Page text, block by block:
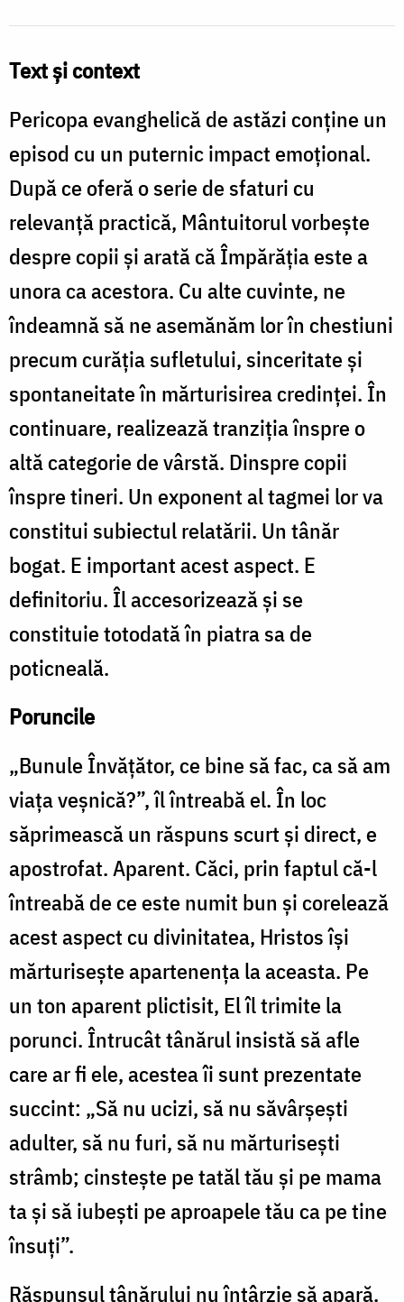
Text și context
Pericopa evanghelică de astăzi conține un
episod cu un puternic impact emoțional.
După ce oferă o serie de sfaturi cu
relevanță practică, Mântuitorul vorbește
despre copii și arată că Împărăția este a
unora ca acestora. Cu alte cuvinte, ne
îndeamnă să ne asemănăm lor în chestiuni
precum curăția sufletului, sinceritate și
spontaneitate în mărturisirea credinței. În
continuare, realizează tranziția înspre o
altă categorie de vârstă. Dinspre copii
înspre tineri. Un exponent al tagmei lor va
constitui subiectul relatării. Un tânăr
bogat. E important acest aspect. E
definitoriu. Îl accesorizează și se
constituie totodată în piatra sa de
poticneală.
Poruncile
„Bunule Învăţător, ce bine să fac, ca să am
viaţa veşnică?”, îl întreabă el. În loc
săprimească un răspuns scurt și direct, e
apostrofat. Aparent. Căci, prin faptul că-l
întreabă de ce este numit bun și corelează
acest aspect cu divinitatea, Hristos își
mărturisește apartenența la aceasta. Pe
un ton aparent plictisit, El îl trimite la
porunci. Întrucât tânărul insistă să afle
care ar fi ele, acestea îi sunt prezentate
succint: „Să nu ucizi, să nu săvârşeşti
adulter, să nu furi, să nu mărturiseşti
strâmb; cinsteşte pe tatăl tău şi pe mama
ta şi să iubeşti pe aproapele tău ca pe tine
însuţi”.
Răspunsul tânărului nu întârzie să apară.